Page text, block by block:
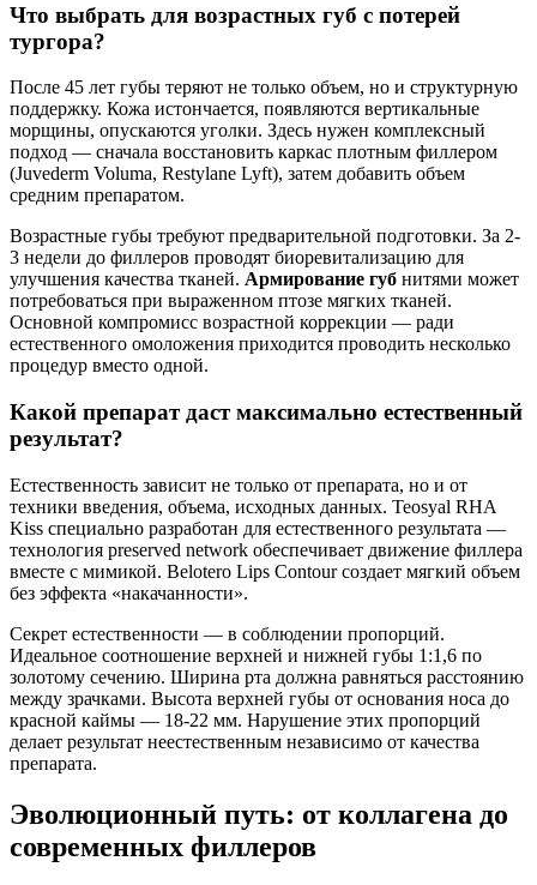
Что выбрать для возрастных губ с потерей
тургора?
После 45 лет губы теряют не только объем, но и структурную
поддержку. Кожа истончается, появляются вертикальные
морщины, опускаются уголки. Здесь нужен комплексный
подход — сначала восстановить каркас плотным филлером
(Juvederm Voluma, Restylane Lyft), затем добавить объем
средним препаратом.
Возрастные губы требуют предварительной подготовки. За 2-
3 недели до филлеров проводят биоревитализацию для
улучшения качества тканей. Армирование губ нитями может
потребоваться при выраженном птозе мягких тканей.
Основной компромисс возрастной коррекции — ради
естественного омоложения приходится проводить несколько
процедур вместо одной.
Какой препарат даст максимально естественный
результат?
Естественность зависит не только от препарата, но и от
техники введения, объема, исходных данных. Teosyal RHA
Kiss специально разработан для естественного результата —
технология preserved network обеспечивает движение филлера
вместе с мимикой. Belotero Lips Contour создает мягкий объем
без эффекта «накачанности».
Секрет естественности — в соблюдении пропорций.
Идеальное соотношение верхней и нижней губы 1:1,6 по
золотому сечению. Ширина рта должна равняться расстоянию
между зрачками. Высота верхней губы от основания носа до
красной каймы — 18-22 мм. Нарушение этих пропорций
делает результат неестественным независимо от качества
препарата.
Эволюционный путь: от коллагена до
современных филлеров